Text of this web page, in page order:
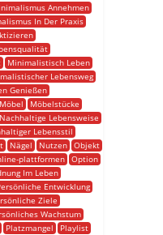
Annehmen
In Der Praxis
Minimalistisch Leben
Lebensweg
Genießen
Möbel
Möbelstücke
Nachhaltige Lebensweise
Lebensstil
Nägel Nutzen Objekt
plattformen Option
Im Leben
Entwicklung
Ziele
Wachstum
Platzmangel
Playlist